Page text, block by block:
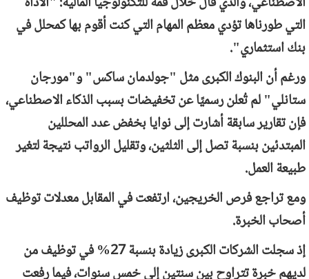
التي طورناها تؤدي معظم المهام التي كنت أقوم بها كمحلل في
بنك استثماري".
ورغم أن البنوك الكبرى مثل "جولدمان ساكس" و"مورجان
ستانلي" لم تُعلن رسميًا عن تخفيضات بسبب الذكاء الاصطناعي،
فإن تقارير سابقة أشارت إلى نوايا بخفض عدد المحللين
المبتدئين بنسبة تصل إلى الثلثين، وتقليل الرواتب نتيجة لتغير
طبيعة العمل.
ومع تراجع فرص الخريجين، ارتفعت في المقابل معدلات توظيف
أصحاب الخبرة.
إذ سجلت الشركات الكبرى زيادة بنسبة 27% في توظيف من
لديهم خبرة تتراوح بين سنتين إلى خمس سنوات، فيما رفعت